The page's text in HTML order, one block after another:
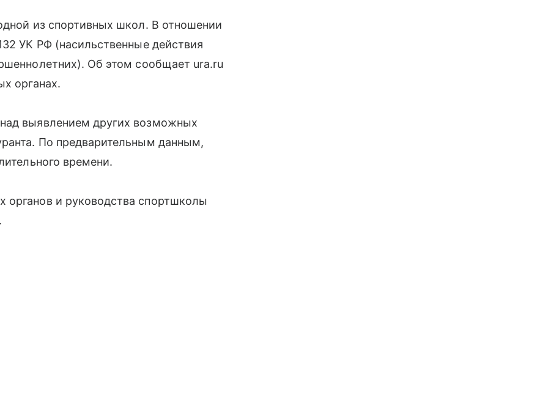
из спортивных школ. В отношении
УК РФ (насильственные действия
Об этом сообщает ura.ru
органах.
выявлением других возможных
По предварительным данным,
времени.
и руководства спортшколы